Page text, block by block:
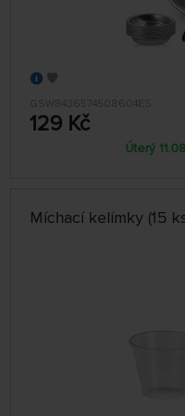
GSW8436574508604ES
129 Kč
Úterý
Míchací kelímky (15